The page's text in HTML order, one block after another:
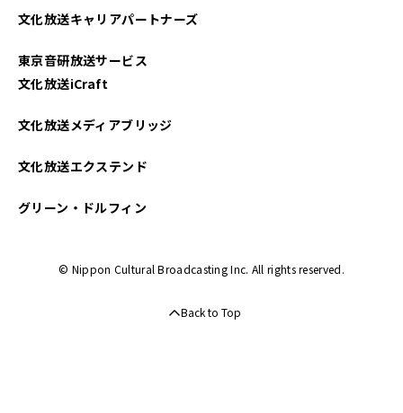
文化放送キャリアパートナーズ
東京音研放送サービス
文化放送iCraft
文化放送メディアブリッジ
文化放送エクステンド
グリーン・ドルフィン
© Nippon Cultural Broadcasting Inc. All rights reserved.
Back to Top